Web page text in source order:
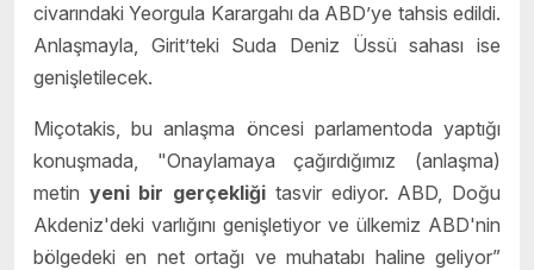
civarındaki Yeorgula Karargahı da ABD’ye tahsis edildi.
Anlaşmayla, Girit’teki Suda Deniz Üssü sahası ise
genişletilecek.
Miçotakis, bu anlaşma öncesi parlamentoda yaptığı
konuşmada, "Onaylamaya çağırdığımız (anlaşma)
metin yeni bir gerçekliği tasvir ediyor. ABD, Doğu
Akdeniz'deki varlığını genişletiyor ve ülkemiz ABD'nin
bölgedeki en net ortağı ve muhatabı haline geliyor”